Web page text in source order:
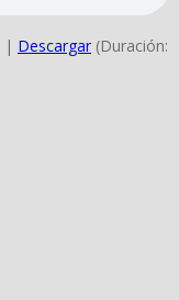
| Descargar (Duración: